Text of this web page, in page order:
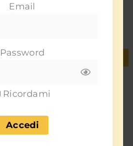
questi scopi
Email
Password
Ricordami